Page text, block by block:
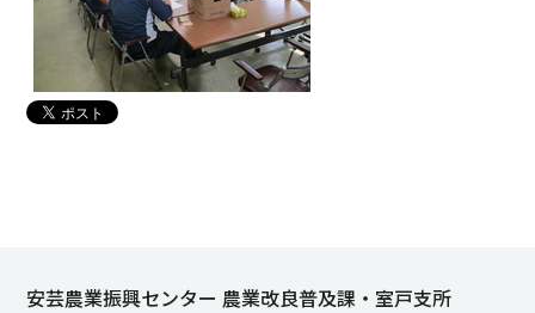
安芸農業振興センター 農業改良普及課・室戸支所